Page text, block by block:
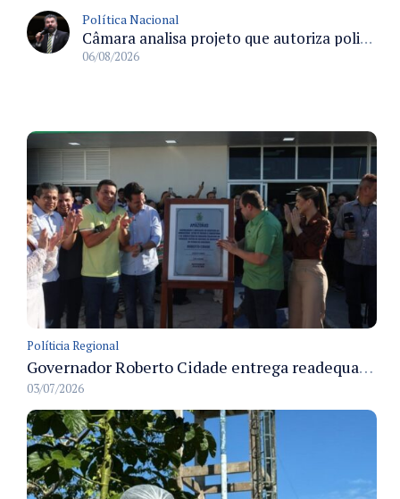
Política Nacional
Câmara analisa projeto que autoriza policiais civis embarcarem armados em aeronaves civis mediante regras
06/08/2026
Políticia Regional
Governador Roberto Cidade entrega readequação do ambulatório da FCecon e amplia capacidade de atendimento oncológico em Manaus
03/07/2026